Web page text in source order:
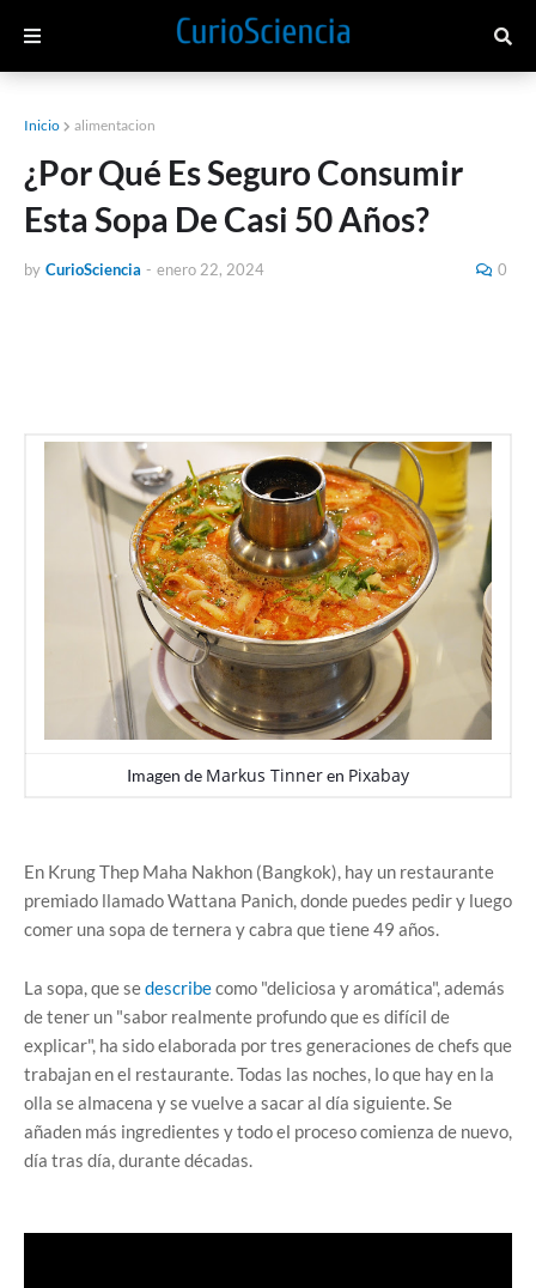
Inicio alimentacion
¿Por Qué Es Seguro Consumir
Esta Sopa De Casi 50 Años?
by CurioSciencia - enero 22, 2024 0
Imagen de Markus Tinneren Pixabay
En Krung Thep Maha Nakhon (Bangkok), hay un restaurante
premiado llamado Wattana Panich, donde puedes pedir y luego
comer una sopa de ternera y cabra que tiene 49 años.
La sopa, que sedescribecomo "deliciosa y aromática", además
de tener un "sabor realmente profundo que es difícil de
explicar", ha sido elaborada por tres generaciones de chefs que
trabajan en el restaurante. Todas las noches, lo que hay en la
olla se almacena y se vuelve a sacar al día siguiente. Se
añaden más ingredientes y todo el proceso comienza de nuevo,
día tras día, durante décadas.